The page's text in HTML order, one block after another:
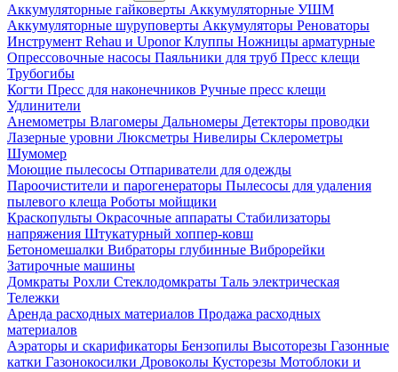
Аккумуляторные гайковерты Аккумуляторные УШМ
Аккумуляторные шуруповерты Аккумуляторы Реноваторы
Инструмент Rehau и UponorКлуппы Ножницы арматурные
Опрессовочные насосы Паяльники для труб Пресс клещи
Трубогибы
Когти Пресс для наконечников Ручные пресс клещи
Удлинители
Анемометры Влагомеры Дальномеры Детекторы проводки
Лазерные уровни Люксметры Нивелиры Склерометры
Шумомер
Моющие пылесосы Отпариватели для одежды
Пароочистители и парогенераторы Пылесосы для удаления
пылевого клеща Роботы мойщики
Краскопульты Окрасочные аппараты Стабилизаторы
напряжения Штукатурный хоппер-ковш
Бетономешалки Вибраторы глубинные Виброрейки
Затирочные машины
Домкраты Рохли Стеклодомкраты Таль электрическая
Тележки
Аренда расходных материалов Продажа расходных
материалов
Аэраторы и скарификаторы Бензопилы Высоторезы Газонные
катки Газонокосилки Дровоколы Кусторезы Мотоблоки и